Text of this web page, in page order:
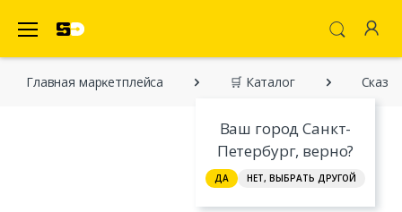
Ваш город Санкт-
Петербург, верно?
ДА НЕТ, ВЫБРАТЬ ДРУГОЙ
Главная марĸетплейса 🛒 Каталог